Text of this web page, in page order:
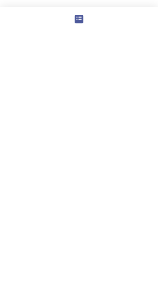
Wat betekent dit risico echt?